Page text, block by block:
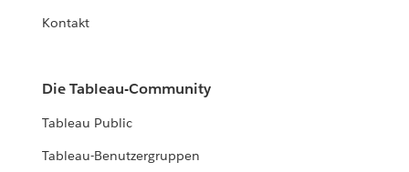
Kontakt
Die Tableau-Community
Tableau Public
Tableau-Benutzergruppen